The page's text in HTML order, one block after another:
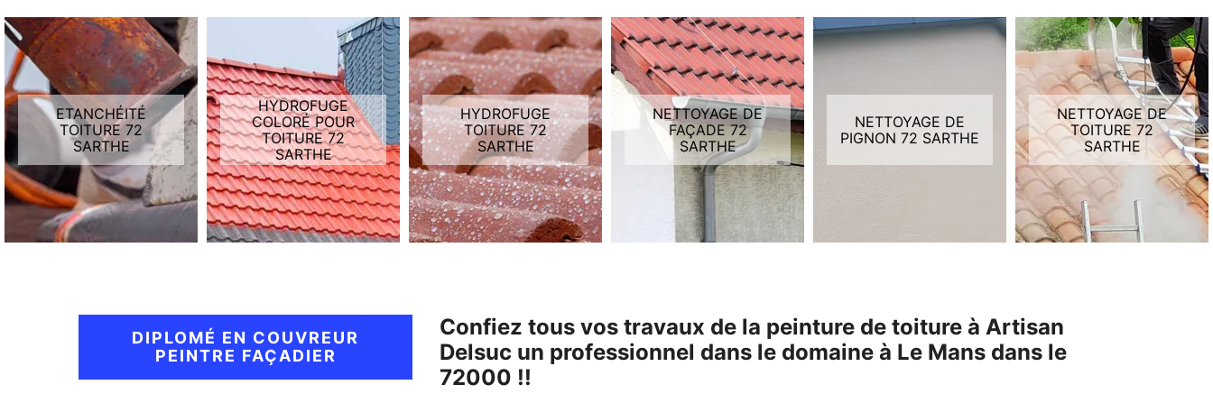
ETANCHÉITÉ
TOITURE 72
SARTHE
HYDROFUGE
COLORÉ POUR
TOITURE 72
SARTHE
HYDROFUGE
TOITURE 72
SARTHE
NETTOYAGE DE
FAÇADE 72
SARTHE
NETTOYAGE DE
PIGNON 72 SARTHE
NETTOYAGE DE
TOITURE 72
SARTHE
DIPLOMÉ EN COUVREUR
PEINTRE FAÇADIER
Confiez tous vos travaux de la peinture de toiture à Artisan
Delsuc un professionnel dans le domaine à Le Mans dans le
72000 !!